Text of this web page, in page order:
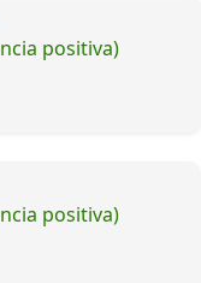
positiva)
positiva)